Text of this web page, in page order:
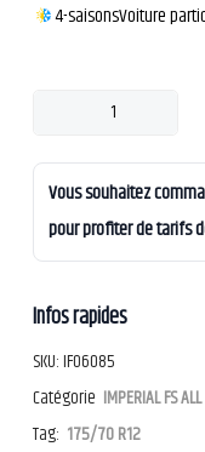
4-saisonsVoiture
Vous souhaitez
pour profiter de tarifs
Infos rapides
SKU:IF06085
Catégorie IMPERIAL FS ALL
Tag: 175/70 R12